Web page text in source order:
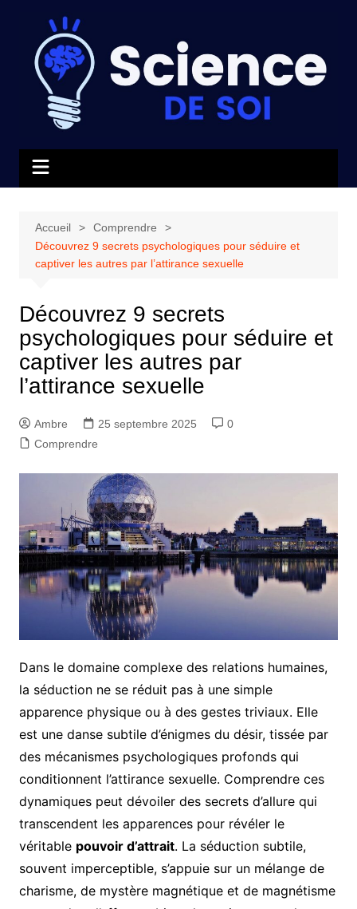
contenu
Accueil
Comprendre
Découvrez 9 secrets psychologiques pour séduire et
captiver les autres par l’attirance sexuelle
Découvrez 9 secrets
psychologiques pour séduire et
captiver les autres par
l’attirance sexuelle
Ambre 25 septembre 2025
0
Comprendre
Dans le domaine complexe des relations humaines,
la séduction ne se réduit pas à une simple
apparence physique ou à des gestes triviaux. Elle
est une danse subtile d’énigmes du désir, tissée par
des mécanismes psychologiques profonds qui
conditionnent l’attirance sexuelle. Comprendre ces
dynamiques peut dévoiler des secrets d’allure qui
transcendent les apparences pour révéler le
véritable pouvoir d’attrait. La séduction subtile,
souvent imperceptible, s’appuie sur un mélange de
charisme, de mystère magnétique et de magnétisme